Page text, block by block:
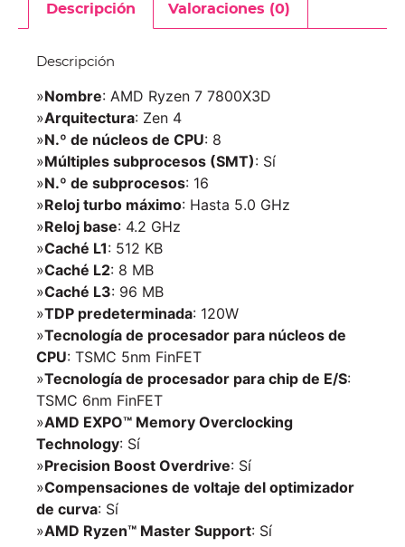
Descripción Valoraciones (0)
Descripción
»Nombre: AMD Ryzen 7 7800X3D
»Arquitectura: Zen 4
»N.º de núcleos de CPU: 8
»Múltiples subprocesos (SMT): Sí
»N.º de subprocesos: 16
»Reloj turbo máximo: Hasta 5.0 GHz
»Reloj base: 4.2 GHz
»Caché L1: 512 KB
»Caché L2: 8 MB
»Caché L3: 96 MB
»TDP predeterminada: 120W
»Tecnología de procesador para núcleos de
CPU: TSMC 5nm FinFET
»Tecnología de procesador para chip de E/S:
TSMC 6nm FinFET
»AMD EXPO™ Memory Overclocking
Technology: Sí
»Precision Boost Overdrive: Sí
»Compensaciones de voltaje del optimizador
de curva: Sí
»AMD Ryzen™ Master Support: Sí